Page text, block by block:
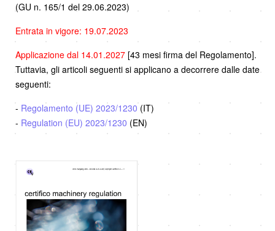
(GU n. 165/1 del 29.06.2023)
Entrata in vigore: 19.07.2023
Applicazione dal 14.01.2027 [43 mesi firma del Regolamento].
Tuttavia, gli articoli seguenti si applicano a decorrere dalle date
seguenti:
- Regolamento (UE) 2023/1230 (IT)
- Regulation (EU) 2023/1230 (EN)